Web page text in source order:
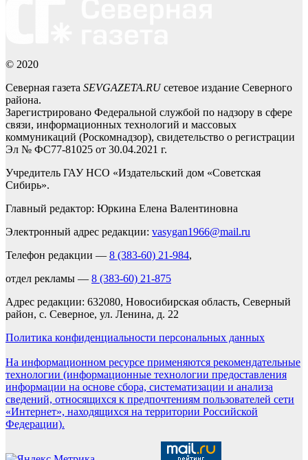
© 2020
Северная газета SEVGAZETA.RUсетевое издание Северного
района.
Зарегистрировано Федеральной службой по надзору в сфере
связи, информационных технологий и массовых
коммуникаций (Роскомнадзор), свидетельство о регистрации
Эл № ФС77-81025 от 30.04.2021 г.
Учредитель ГАУ НСО «Издательский дом «Советская
Сибирь».
Главный редактор: Юркина Елена Валентиновна
Электронный адрес редакции: vasygan1966@mail.ru
Телефон редакции — 8 (383-60) 21-984,
отдел рекламы — 8 (383-60) 21-875
Адрес редакции: 632080, Новосибирская область, Северный
район, с. Северное, ул. Ленина, д. 22
Политика конфиденциальности персональных данных
На информационном ресурсе применяются рекомендательные
технологии (информационные технологии предоставления
информации на основе сбора, систематизации и анализа
сведений, относящихся к предпочтениям пользователей сети
«Интернет», находящихся на территории Российской
Федерации).